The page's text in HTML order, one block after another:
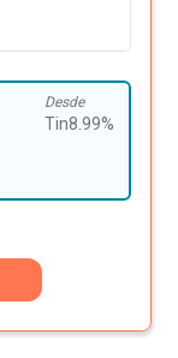
Desde
Tin8.99%